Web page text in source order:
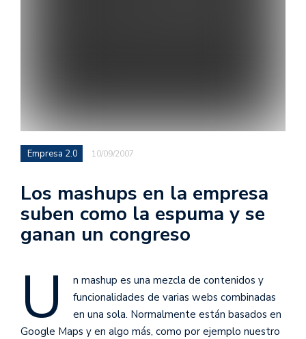
Empresa 2.0 10/09/2007
Los mashups en la empresa
suben como la espuma y se
ganan un congreso
U
n mashup es una mezcla de contenidos y
funcionalidades de varias webs combinadas
en una sola. Normalmente están basados en
Google Maps y en algo más, como por ejemplo nuestro